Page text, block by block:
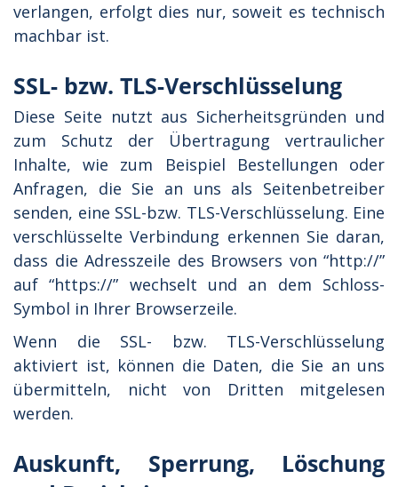
verlangen, erfolgt dies nur, soweit es technisch
machbar ist.
SSL- bzw. TLS-Verschlüsselung
Diese Seite nutzt aus Sicherheitsgründen und
zum Schutz der Übertragung vertraulicher
Inhalte, wie zum Beispiel Bestellungen oder
Anfragen, die Sie an uns als Seitenbetreiber
senden, eine SSL-bzw. TLS-Verschlüsselung. Eine
verschlüsselte Verbindung erkennen Sie daran,
dass die Adresszeile des Browsers von “http://”
auf “https://” wechselt und an dem Schloss-
Symbol in Ihrer Browserzeile.
Wenn die SSL- bzw. TLS-Verschlüsselung
aktiviert ist, können die Daten, die Sie an uns
übermitteln, nicht von Dritten mitgelesen
werden.
Auskunft, Sperrung, Löschung